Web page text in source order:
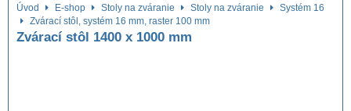
Úvod E-shop Stoly na zváranie Stoly na zváranie
Systém 16
Zvárací stôl, systém 16 mm, raster 100 mm
Zvárací stôl 1400 x 1000 mm